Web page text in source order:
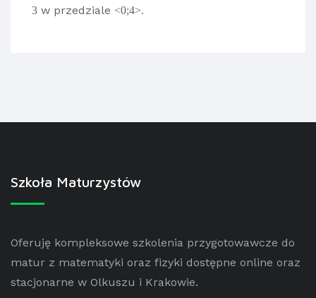
3 w przedziale <0;4>.
Szkoła Maturzystów
Oferuję kompleksowe szkolenia przygotowawcze do
matur z matematyki oraz fizyki dostępne online oraz
stacjonarne w Olkuszu i Krakowie.